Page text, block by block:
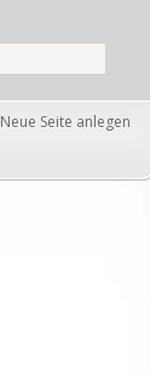
Neue Seite anlegen